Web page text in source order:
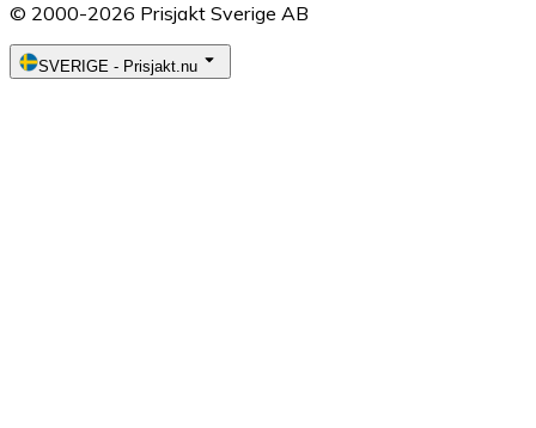
© 2000-2026 Prisjakt Sverige AB
SVERIGE - Prisjakt.nu